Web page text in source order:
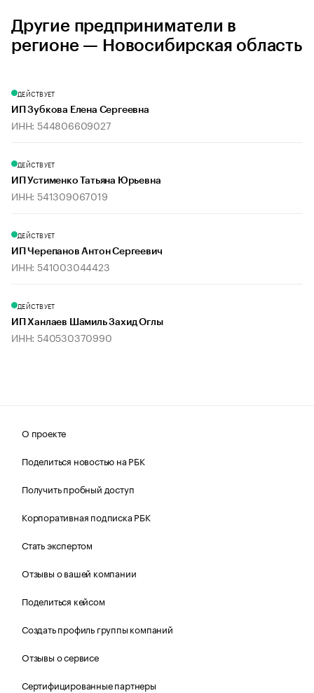
Другие предприниматели в
регионе — Новосибирская область
ДЕЙСТВУЕТ
ИП Зубкова Елена Сергеевна
ИНН: 544806609027
ДЕЙСТВУЕТ
ИП Устименко Татьяна Юрьевна
ИНН: 541309067019
ДЕЙСТВУЕТ
ИП Черепанов Антон Сергеевич
ИНН: 541003044423
ДЕЙСТВУЕТ
ИП Ханлаев Шамиль Захид Оглы
ИНН: 540530370990
О проекте
Поделиться новостью на РБК
Получить пробный доступ
Корпоративная подписка РБК
Стать экспертом
Отзывы о вашей компании
Поделиться кейсом
Создать профиль группы компаний
Отзывы о сервисе
Сертифицированные партнеры